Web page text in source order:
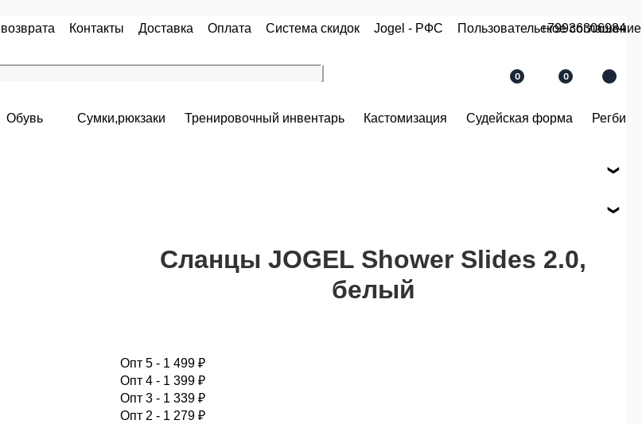
Контакты Доставка Оплата Система скидок Jogel - РФС Пользовательское соглашение
+79936306984
0 0
Обувь Сумки,рюкзаки Тренировочный инвентарь Кастомизация Судейская форма
Регби
вашего заказа, общая сумма заказа считается по розничной цене
заказов за 6 месяцев - 30.000 рублей.
- сумма всех заказов за 6 месяцев 80.000 рублей
Сланцы JOGEL Shower Slides 2.0,
белый
Опт 5 - 1 499 ₽
Опт 4 - 1 399 ₽
Опт 3 - 1 339 ₽
Опт 2 - 1 279 ₽